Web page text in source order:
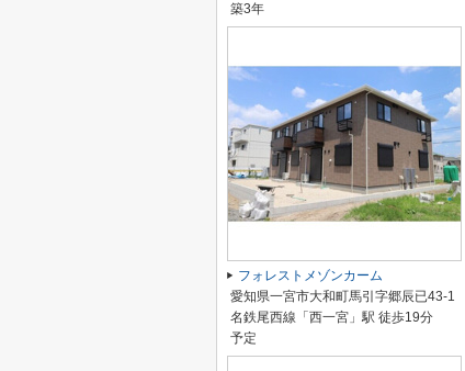
築3年
フォレストメゾンカーム
愛知県一宮市大和町馬引字郷辰已43-1
名鉄尾西線「西一宮」駅 徒歩19分
予定